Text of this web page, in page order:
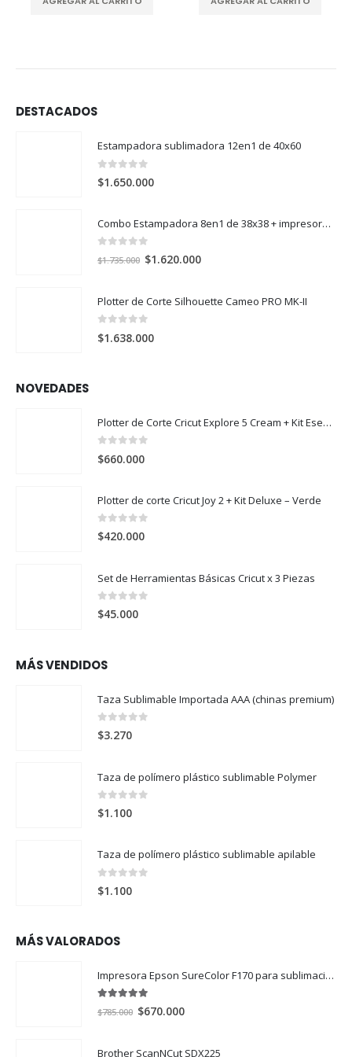
DESTACADOS
Estampadora sublimadora 12en1 de 40x60
0 out of 5
$1.650.000
Combo Estampadora 8en1 de 38x38 + impresora de sublimación Epson SureColor F170
$1.735.000 El
era:
$1.735.000.
$1.620.000El
es:
Plotter de Corte Silhouette Cameo PRO MK-II
0
$1.638.000
NOVEDADES
Plotter de Corte Cricut Explore 5 Cream + Kit Esencial
0
$660.000
Plotter de corte Cricut Joy 2 + Kit Deluxe – Verde
0 out of 5
$420.000
Set de Herramientas Básicas Cricut x 3 Piezas
0 out of 5
$45.000
MÁS VENDIDOS
Taza Sublimable Importada AAA (chinas premium)
0out of 5
$3.270
Taza de polímero plástico sublimable Polymer
0 out of 5
$1.100
Taza de polímero plástico sublimable apilable
0 out of 5
$1.100
MÁS VALORADOS
Impresora Epson SureColor F170 para sublimación
out of 5
$785.000 El
$670.000El
Brother ScanNCut SDX225